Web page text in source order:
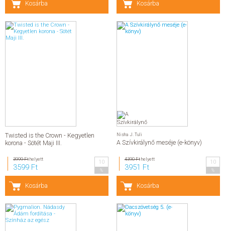
Kosárba Kosárba
Twisted is the Crown - Kegyetlen
korona - Sötét Maji III.
3999 Fthelyett
3599 Ft
10
Kosárba
Nisha J. Tuli
A Szívkirálynő meséje (e-könyv)
4390 Fthelyett
3951 Ft
10
Kosárba